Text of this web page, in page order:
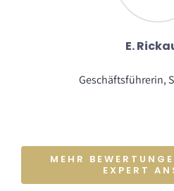
E.
Geschäftsführerin,
MEHR
EXPERT